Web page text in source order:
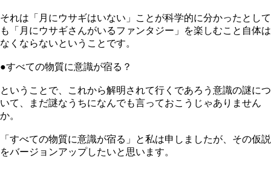
それは「月にウサギはいない」ことが科学的に分かったとして
も「月にウサギさんがいるファンタジー」を楽しむこと自体は
なくならないということです。
●すべての物質に意識が宿る？
ということで、これから解明されて行くであろう意識の謎につ
いて、まだ謎なうちになんでも言っておこうじゃありません
か。
「すべての物質に意識が宿る」と私は申しましたが、その仮説
をバージョンアップしたいと思います。